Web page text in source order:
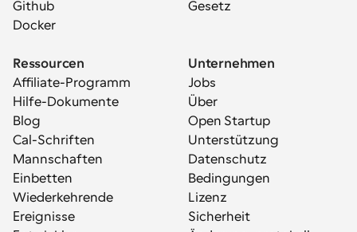
Github
Docker
Gesetz
Ressourcen
Affiliate-Programm
Hilfe-Dokumente
Blog
Cal-Schriften
Mannschaften
Einbetten
Wiederkehrende
Ereignisse
Unternehmen
Jobs
Über
Open Startup
Unterstützung
Datenschutz
Bedingungen
Lizenz
Sicherheit